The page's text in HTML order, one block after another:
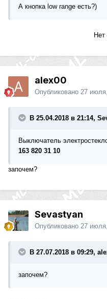
А кнопка low range есть?)
Нет её, к
alex00
Опубликовано 27
В 25.04.2018 в 21:14,
Выключатель
163 820 31 10
започем?
Sevastyan
Опубликовано 27
В 27.07.2018 в 09:29,
започем?